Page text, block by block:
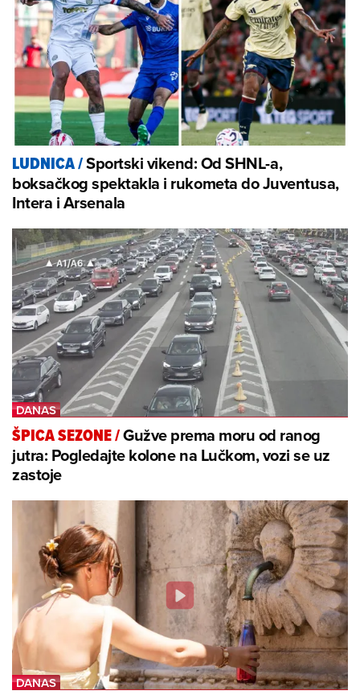
LUDNICA/Sportski vikend: Od SHNL-a,
boksačkog spektakla i rukometa do Juventusa,
Intera i Arsenala
ŠPICA SEZONE/Gužve prema moru od ranog
jutra: Pogledajte kolone na Lučkom, vozi se uz
zastoje